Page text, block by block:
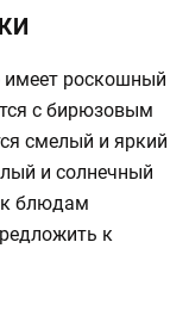
имеет роскошный
с бирюзовым
смелый и яркий
и солнечный
к блюдам
к